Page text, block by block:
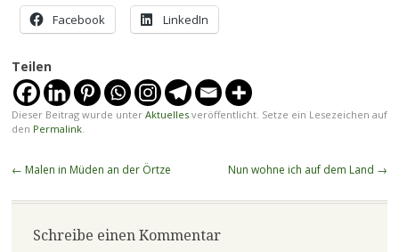
Facebook LinkedIn
Teilen
Dieser Beitrag wurde unter Aktuellesveröffentlicht. Setze ein Lesezeichen auf
den Permalink.
Beitragsnavigation
← Malen in Müden an der Örtze Nun wohne ich auf dem Land →
Schreibe einen Kommentar